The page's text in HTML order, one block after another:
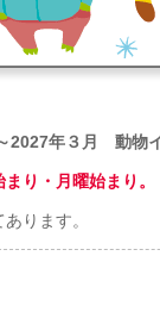
2027年３月 動物
り・月曜始まり。
ります。